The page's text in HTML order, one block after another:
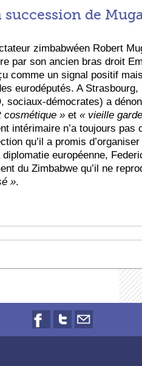
de
zimbabwéen Robert
par son ancien bras droit
comme un signal positif
eurodéputés. A Strasbourg,
sociaux-démocrates) a
cosmétique » et « vieille
intérimaire n’a toujours pas
qu’il a promis
européenne,
du Zimbabwe qu’il ne
».